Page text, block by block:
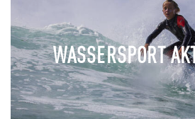
WASSERSPORT